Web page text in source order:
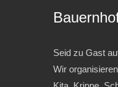
Seid zu Gast
Wir